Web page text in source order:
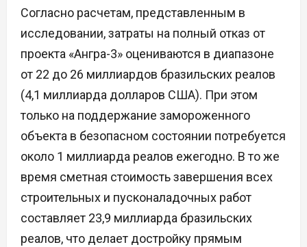
Согласно расчетам, представленным в
исследовании, затраты на полный отказ от
проекта «Ангра-3» оцениваются в диапазоне
от 22 до 26 миллиардов бразильских реалов
(4,1 миллиарда долларов США). При этом
только на поддержание замороженного
объекта в безопасном состоянии потребуется
около 1 миллиарда реалов ежегодно. В то же
время сметная стоимость завершения всех
строительных и пусконаладочных работ
составляет 23,9 миллиарда бразильских
реалов, что делает достройку прямым